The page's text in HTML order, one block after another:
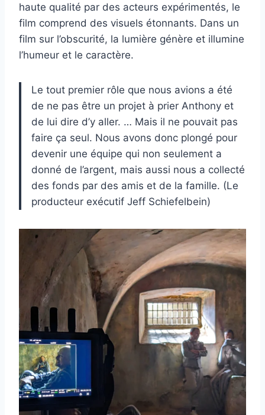
haute qualité par des acteurs expérimentés, le
film comprend des visuels étonnants. Dans un
film sur l’obscurité, la lumière génère et illumine
l’humeur et le caractère.
Le tout premier rôle que nous avions a été
de ne pas être un projet à prier Anthony et
de lui dire d’y aller. … Mais il ne pouvait pas
faire ça seul. Nous avons donc plongé pour
devenir une équipe qui non seulement a
donné de l’argent, mais aussi nous a collecté
des fonds par des amis et de la famille. (Le
producteur exécutif Jeff Schiefelbein)